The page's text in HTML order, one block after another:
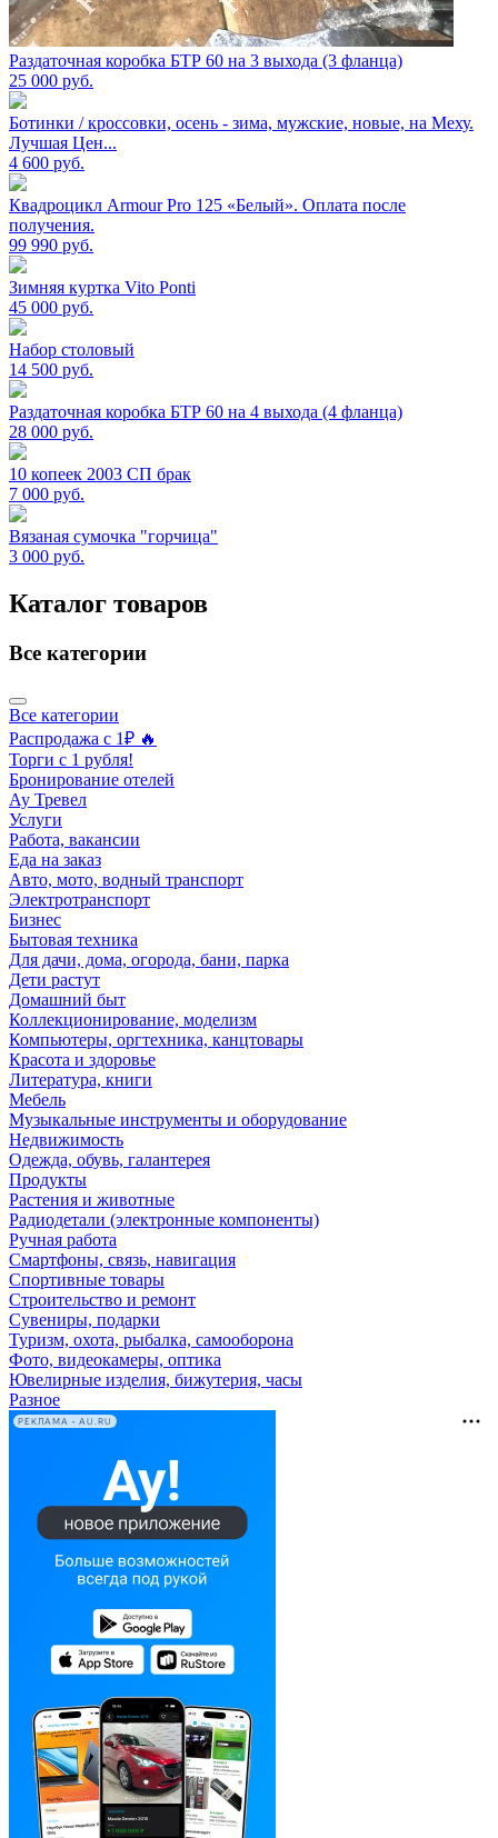
Раздаточная коробка БТР 60 на 3 выхода (3 фланца)
25 000 руб.
Ботинки / кроссовки, осень - зима, мужские, новые, на Меху.
Лучшая Цен...
4 600 руб.
Квадроцикл Armour Pro 125 «Белый». Оплата после
получения.
99 990 руб.
Зимняя куртка Vito Ponti
45 000 руб.
Набор столовый
14 500 руб.
Раздаточная коробка БТР 60 на 4 выхода (4 фланца)
28 000 руб.
10 копеек 2003 СП брак
7 000 руб.
Вязаная сумочка "горчица"
3 000 руб.
Каталог товаров
Все категории
Все категории
Распродажа с 1₽ 🔥
Торги с 1 рубля!
Бронирование отелей
Ау Тревел
Услуги
Работа, вакансии
Еда на заказ
Авто, мото, водный транспорт
Электротранспорт
Бизнес
Бытовая техника
Для дачи, дома, огорода, бани, парка
Дети растут
Домашний быт
Коллекционирование, моделизм
Компьютеры, оргтехника, канцтовары
Красота и здоровье
Литература, книги
Мебель
Музыкальные инструменты и оборудование
Недвижимость
Одежда, обувь, галантерея
Продукты
Растения и животные
Радиодетали (электронные компоненты)
Ручная работа
Смартфоны, связь, навигация
Спортивные товары
Строительство и ремонт
Сувениры, подарки
Туризм, охота, рыбалка, самооборона
Фото, видеокамеры, оптика
Ювелирные изделия, бижутерия, часы
Разное
РЕКЛАМА • AU.RU